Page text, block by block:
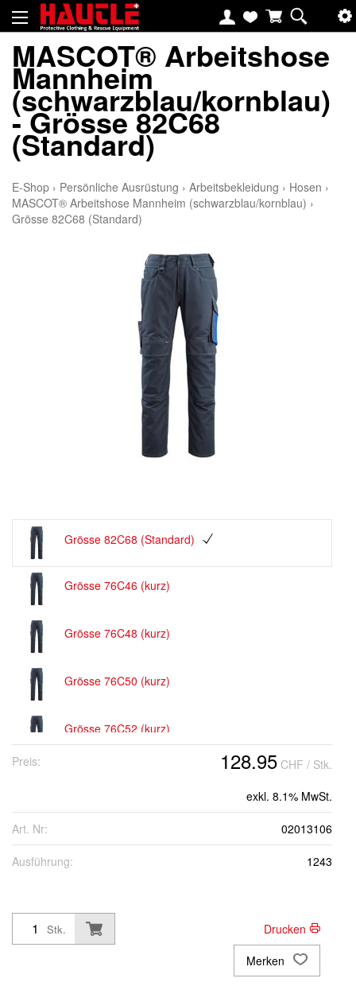
MASCOT® Arbeitshose
Mannheim
(schwarzblau/kornblau)
- Grösse 82C68
(Standard)
E-Shop › Persönliche Ausrüstung › Arbeitsbekleidung › Hosen ›
MASCOT® Arbeitshose Mannheim (schwarzblau/kornblau) ›
Grösse 82C68 (Standard)
Grösse 76C46 (kurz)
Grösse 76C48 (kurz)
Grösse 76C50 (kurz)
Grösse 76C52 (kurz)
Grösse 82C44 (Standard)
Grösse 82C46 (Standard)
Grösse 82C68 (Standard)
Preis: 128.95 CHF / Stk.
exkl. 8.1% MwSt.
Art. Nr: 02013106
Ausführung: 1243
Stk.
Drucken
Merken